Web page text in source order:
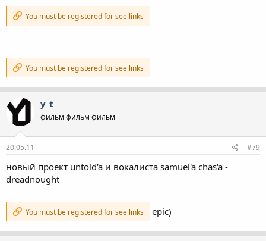
You must be registered for see links
You must be registered for see links
y_t
фильм фильм фильм
20.05.11 #79
новый проект untold'a и вокалиста samuel'a chas'a -
dreadnought
You must be registered for see links epic)